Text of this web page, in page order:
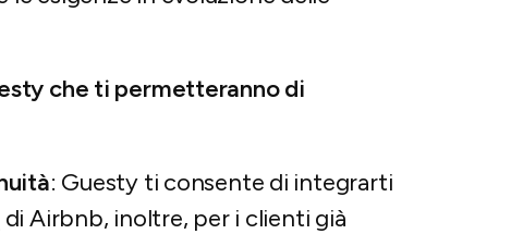
che ti permetteranno di
: Guesty ti consente di integrarti
di Airbnb, inoltre, per i clienti già